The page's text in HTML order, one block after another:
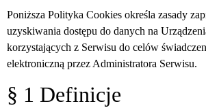
Poniższa Polityka Cookies określa zasady
uzyskiwania dostępu do danych na
korzystających z Serwisu do celów
elektroniczną przez Administratora Serwisu.
§ 1 Definicje